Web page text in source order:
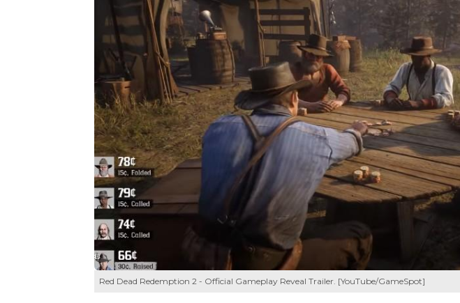
Red Dead Redemption 2 - Official Gameplay Reveal Trailer. [YouTube/GameSpot]